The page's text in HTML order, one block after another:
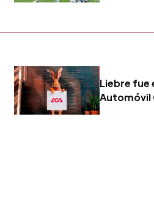
Liebre fue
Automóvil